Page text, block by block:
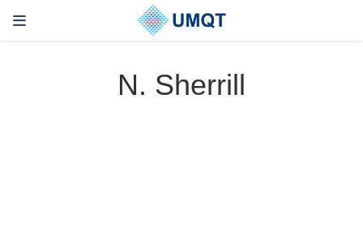
N. Sherrill